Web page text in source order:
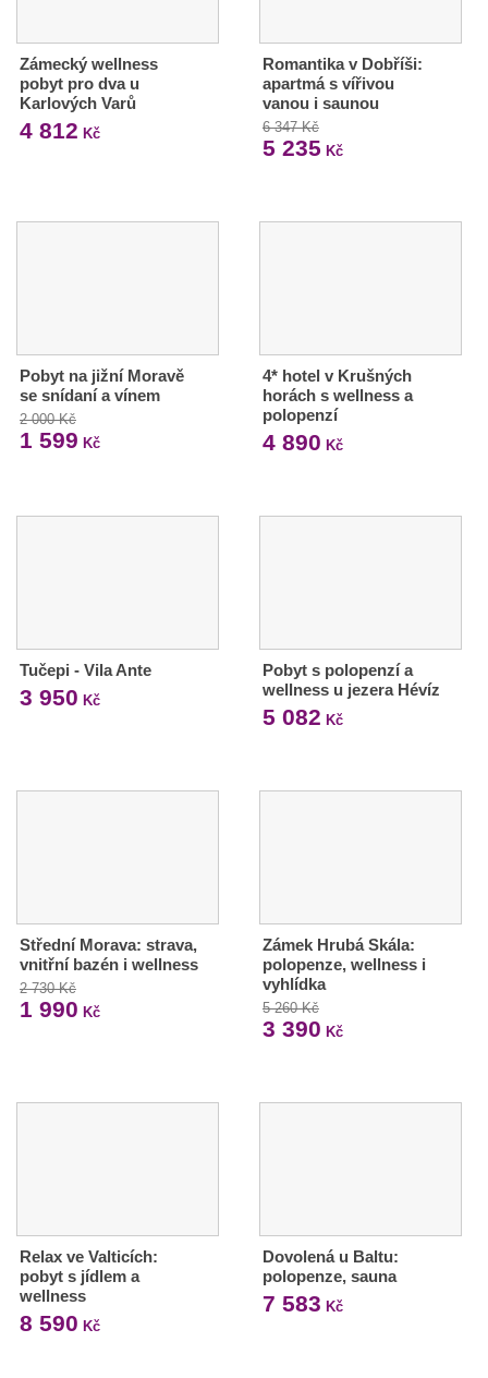
Zámecký wellness
pobyt pro dva u
Karlových Varů
4 812 Kč
Romantika v Dobříši:
apartmá s vířivou
vanou i saunou
6 347 Kč
5 235 Kč
Pobyt na jižní Moravě
se snídaní a vínem
2 000 Kč
1 599 Kč
4* hotel v Krušných
horách s wellness a
polopenzí
4 890 Kč
Tučepi - Vila Ante
3 950 Kč
Pobyt s polopenzí a
wellness u jezera Hévíz
5 082 Kč
Střední Morava: strava,
vnitřní bazén i wellness
2 730 Kč
1 990 Kč
Zámek Hrubá Skála:
polopenze, wellness i
vyhlídka
5 260 Kč
3 390 Kč
Relax ve Valticích:
pobyt s jídlem a
wellness
8 590 Kč
Dovolená u Baltu:
polopenze, sauna
7 583 Kč